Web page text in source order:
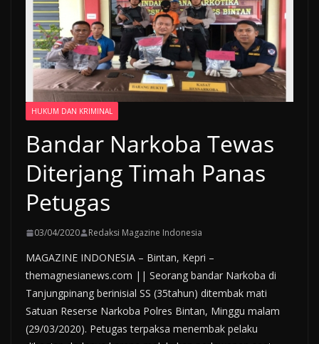
HUKUM DAN KRIMINAL
Bandar Narkoba Tewas
Diterjang Timah Panas
Petugas
03/04/2020 Redaksi Magazine Indonesia
MAGAZINE INDONESIA – Bintan, Kepri –
themagnesianews.com || Seorang bandar Narkoba di
Tanjungpinang berinisial SS (35tahun) ditembak mati
Satuan Reserse Narkoba Polres Bintan, Minggu malam
(29/03/2020). Petugas terpaksa menembak pelaku